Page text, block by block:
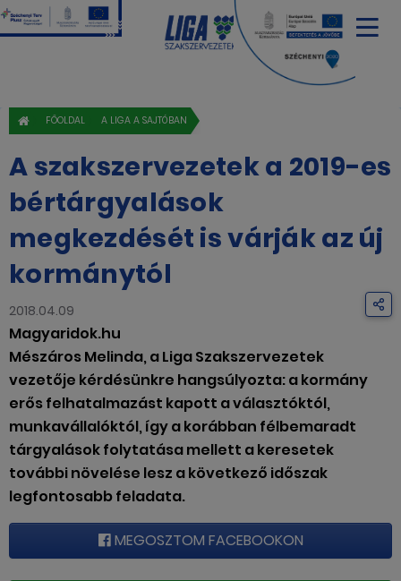
FŐOLDAL A LIGA A SAJTÓBAN
A szakszervezetek a 2019-es
bértárgyalások
megkezdését is várják az új
kormánytól
2018.04.09
Magyaridok.hu
Mészáros Melinda, a Liga Szakszervezetek
vezetője kérdésünkre hangsúlyozta: a kormány
erős felhatalmazást kapott a választóktól,
munkavállalóktól, így a korábban félbemaradt
tárgyalások folytatása mellett a keresetek
további növelése lesz a következő időszak
legfontosabb feladata.
MEGOSZTOM FACEBOOKON